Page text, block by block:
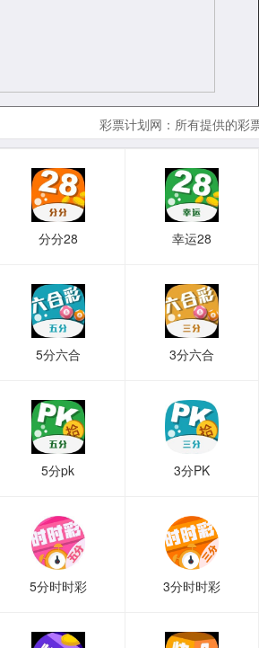
彩票计划网：所有提供的彩
分分28 幸运28
5分六合 3分六合
5分pk 3分PK
5分时时彩 3分时时彩